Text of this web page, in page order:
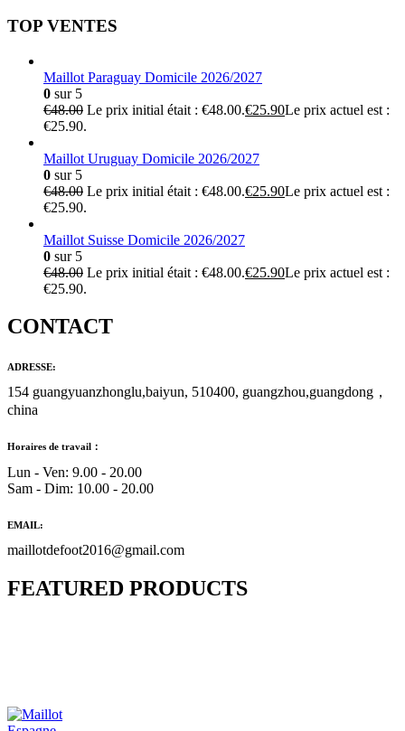
TOP VENTES
Maillot Paraguay Domicile 2026/2027
0 sur 5
€48.00 Le prix initial était : €48.00.€25.90Le prix actuel est :
€25.90.
Maillot Uruguay Domicile 2026/2027
0 sur 5
€48.00 Le prix initial était : €48.00.€25.90Le prix actuel est :
€25.90.
Maillot Suisse Domicile 2026/2027
0 sur 5
€48.00 Le prix initial était : €48.00.€25.90Le prix actuel est :
€25.90.
CONTACT
ADRESSE:
154 guangyuanzhonglu,baiyun, 510400, guangzhou,guangdong，
china
Horaires de travail：
Lun - Ven: 9.00 - 20.00
Sam - Dim: 10.00 - 20.00
EMAIL:
maillotdefoot2016@gmail.com
FEATURED PRODUCTS